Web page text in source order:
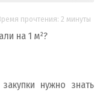
прочтения: 2 минуты
нужно знать